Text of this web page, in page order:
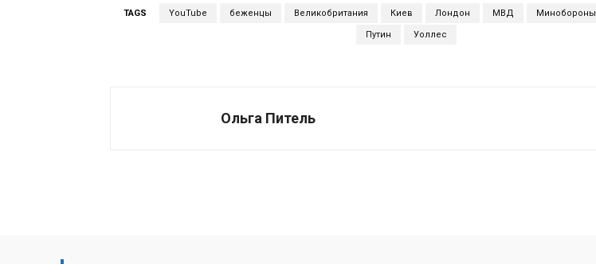
TAGS YouTube беженцы Великобритания Киев Лондон МВД Минобороны
Путин Уоллес
Ольга Питель